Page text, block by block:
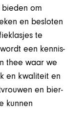
om
en besloten
te
een kennis-
thee waar we
en kwaliteit en
en bier-
kunnen